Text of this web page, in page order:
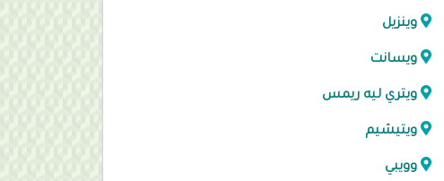
وينزيل
ويسانت
ويتري ليه ريمس
ويتيشيم
وويبي